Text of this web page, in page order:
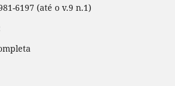
6197 (até o v.9 n.1)